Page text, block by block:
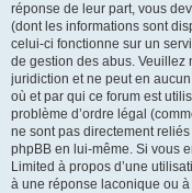
réponse de leur part, vous
(dont les informations sont
celui-ci fonctionne sur un
de gestion des abus. Veuillez
juridiction et ne peut en
où et par qui ce forum est
problème d’ordre légal
ne sont pas directement
phpBB en lui-même. Si vous
Limited à propos d’une
à une réponse laconique ou